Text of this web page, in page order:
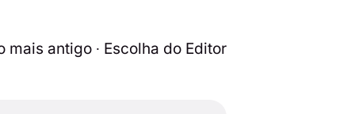
mais antigo ∙ Escolha do Editor